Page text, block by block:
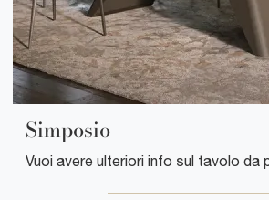
Simposio